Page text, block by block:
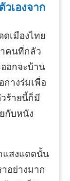
เองจาก
เมืองไทย
คนที่กลัว
อกจะบ้าน
างร่มเพื่อ
ร้ายนี้ก็มี
กับหนัง
แสงแดดนั้น
อย่างมาก